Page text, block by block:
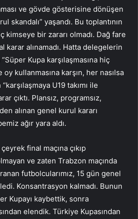
ve gövde gösterisine dönüşen
skandalı” yaşandı. Bu toplantının
kimseye bir zararı olmadı. Dağ fare
karar alınamadı. Hatta delegelerin
Kupa karşılaşmasına hiç
oy kullanmasına karşın, her nasılsa
U19 takımı ile
çıktı. Plansız, programsız,
alınan genel kurul kararı
ağır yara aldı.
final maçına çıkıp
ve zaten Trabzon maçında
futbolcularımız, 15 gün genel
Konsantrasyon kalmadı. Bunun
Kupayı kaybettik, sonra
elendik. Türkiye Kupasından